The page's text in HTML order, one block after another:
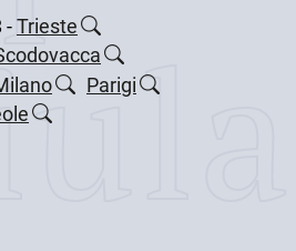
-Trieste
Parigi